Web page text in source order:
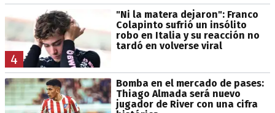
4
"Ni la matera dejaron": Franco
Colapinto sufrió un insólito
robo en Italia y su reacción no
tardó en volverse viral
Bomba en el mercado de pases:
Thiago Almada será nuevo
jugador de River con una cifra